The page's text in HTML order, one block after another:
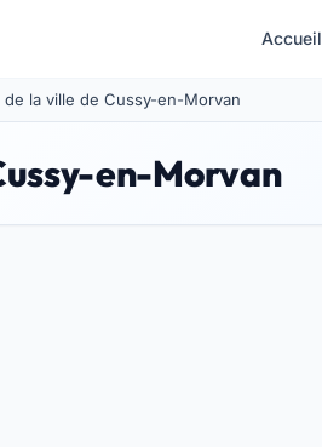
Accueil
de la ville de Cussy-en-Morvan
en-Morvan